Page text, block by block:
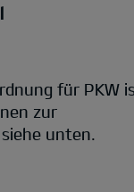
für PKW
zur
siehe unten.